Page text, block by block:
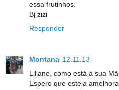
essa frutinhos.
Bj zizi
Responder
Montana 12.11.13
Liliane, como está a sua
Espero que esteja